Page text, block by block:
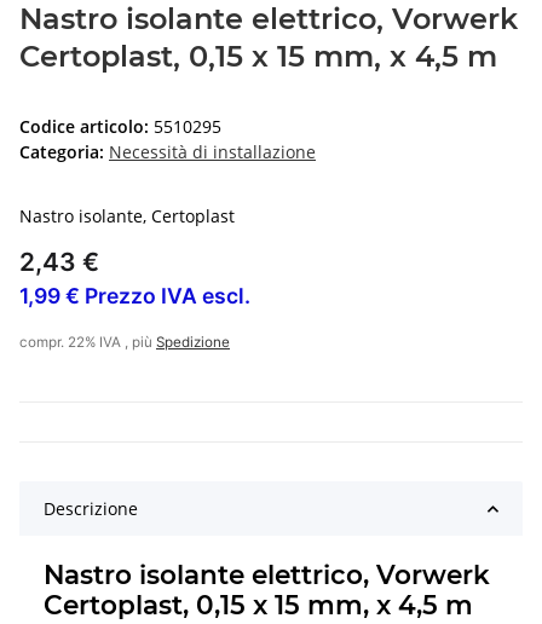
Nastro isolante elettrico, Vorwerk
Certoplast, 0,15 x 15 mm, x 4,5 m
Codice articolo: 5510295
Categoria: Necessità di installazione
Nastro isolante, Certoplast
2,43 €
1,99 € Prezzo IVA escl.
compr. 22% IVA , più Spedizione
Descrizione
Nastro isolante elettrico, Vorwerk
Certoplast, 0,15 x 15 mm, x 4,5 m